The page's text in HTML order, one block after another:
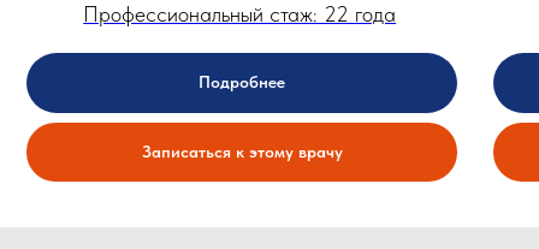
Профессиональный стаж: 22 года
Подробнее
Записаться к этому врачу